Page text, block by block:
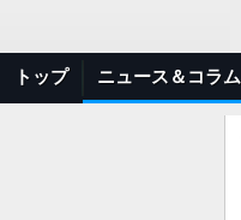
トップ ニュース＆コラム